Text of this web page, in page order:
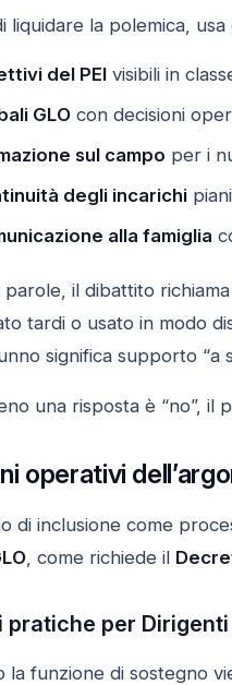
liquidare la polemica,
del PEIvisibili in
GLOcon decisioni
sul campo per i
degli incarichi
alla famiglia
il dibattito
tardi o usato in modo
significa supporto
una risposta è “no”, il
operativi
di inclusione come
, come richiede il
pratiche per
la funzione di sostegno